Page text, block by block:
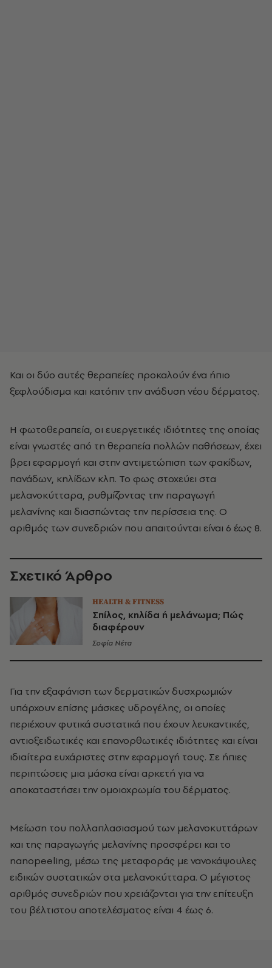
Και οι δύο αυτές θεραπείες προκαλούν ένα ήπιο
ξεφλούδισμα και κατόπιν την ανάδυση νέου δέρματος.
Η φωτοθεραπεία, οι ευεργετικές ιδιότητες της οποίας
είναι γνωστές από τη θεραπεία πολλών παθήσεων, έχει
βρει εφαρμογή και στην αντιμετώπιση των φακίδων,
πανάδων, κηλίδων κλπ. Το φως στοχεύει στα
μελανοκύτταρα, ρυθμίζοντας την παραγωγή
μελανίνης και διασπώντας την περίσσεια της. Ο
αριθμός των συνεδριών που απαιτούνται είναι 6 έως 8.
Σχετικό Άρθρο
HEALTH & FITNESS
Σπίλος, κηλίδα ή μελάνωμα; Πώς
διαφέρουν
Σοφία Νέτα
Για την εξαφάνιση των δερματικών δυσχρωμιών
υπάρχουν επίσης μάσκες υδρογέλης, οι οποίες
περιέχουν φυτικά συστατικά που έχουν λευκαντικές,
αντιοξειδωτικές και επανορθωτικές ιδιότητες και είναι
ιδιαίτερα ευχάριστες στην εφαρμογή τους. Σε ήπιες
περιπτώσεις μια μάσκα είναι αρκετή για να
αποκαταστήσει την ομοιοχρωμία του δέρματος.
Μείωση του πολλαπλασιασμού των μελανοκυττάρων
και της παραγωγής μελανίνης προσφέρει και το
nanopeeling, μέσω της μεταφοράς με νανοκάψουλες
ειδικών συστατικών στα μελανοκύτταρα. Ο μέγιστος
αριθμός συνεδριών που χρειάζονται για την επίτευξη
του βέλτιστου αποτελέσματος είναι 4 έως 6.